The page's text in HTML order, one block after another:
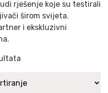
rješenje koje su testirali
širom svijeta.
i ekskluzivni